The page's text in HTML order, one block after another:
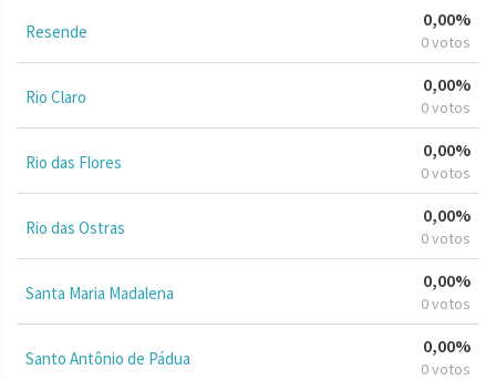
Resende
0,00%
0 votos
Rio Claro
0,00%
0 votos
Rio das Flores
0,00%
0 votos
Rio das Ostras
0,00%
0 votos
Santa Maria Madalena
0,00%
0 votos
Santo Antônio de Pádua
0,00%
0 votos